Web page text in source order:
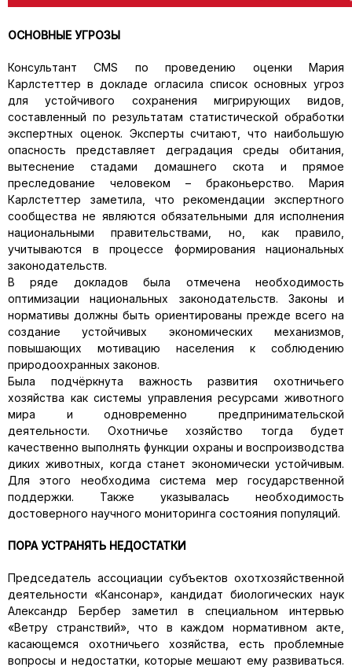
ОСНОВНЫЕ УГРОЗЫ
Консультант CMS по проведению оценки Мария
Карлстеттер в докладе огласила список основных угроз
для устойчивого сохранения мигрирующих видов,
составленный по результатам статистической обработки
экспертных оценок. Эксперты считают, что наибольшую
опасность представляет деградация среды обитания,
вытеснение стадами домашнего скота и прямое
преследование человеком – браконьерство. Мария
Карлстеттер заметила, что рекомендации экспертного
сообщества не являются обязательными для исполнения
национальными правительствами, но, как правило,
учитываются в процессе формирования национальных
законодательств.
В ряде докладов была отмечена необходимость
оптимизации национальных законодательств. Законы и
нормативы должны быть ориентированы прежде всего на
создание устойчивых экономических механизмов,
повышающих мотивацию населения к соблюдению
природоохранных законов.
Была подчёркнута важность развития охотничьего
хозяйства как системы управления ресурсами животного
мира и одновременно предпринимательской
деятельности. Охотничье хозяйство тогда будет
качественно выполнять функции охраны и воспроизводства
диких животных, когда станет экономически устойчивым.
Для этого необходима система мер государственной
поддержки. Также указывалась необходимость
достоверного научного мониторинга состояния популяций.
ПОРА УСТРАНЯТЬ НЕДОСТАТКИ
Председатель ассоциации субъектов охотхозяйственной
деятельности «Кансонар», кандидат биологических наук
Александр Бербер заметил в специальном интервью
«Ветру странствий», что в каждом нормативном акте,
касающемся охотничьего хозяйства, есть проблемные
вопросы и недостатки, которые мешают ему развиваться.